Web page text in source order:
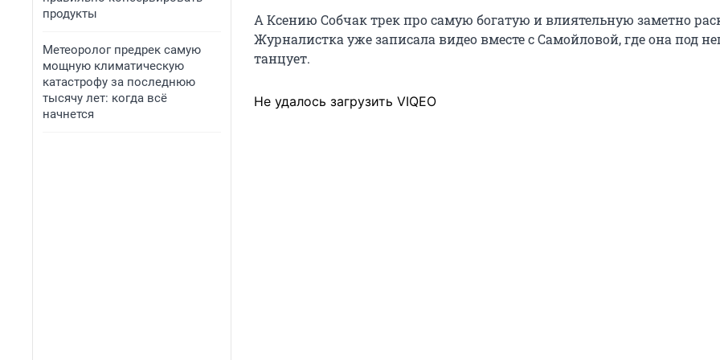
продукты
Метеоролог предрек самую
мощную климатическую
катастрофу за последнюю
тысячу лет: когда всё
начнется
А Ксению Собчак трек про самую богатую и влиятельную заметно
Журналистка уже записала видео вместе с Самойловой, где она под
танцует.
Не удалось загрузить VIQEO